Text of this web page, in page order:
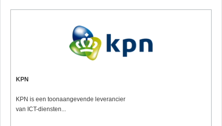
KPN
KPN is een toonaangevende leverancier
van ICT-diensten...